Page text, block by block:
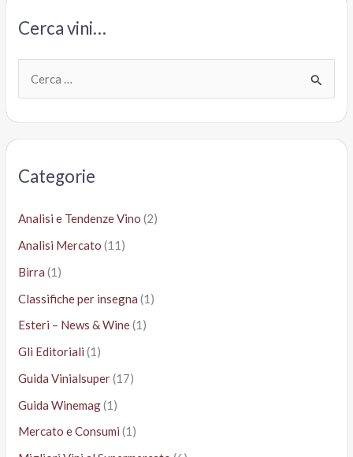
Riesling
all’Esselunga
Cerca vini…
Categorie
Analisi e Tendenze Vino (2)
Analisi Mercato (11)
Birra (1)
Classifiche per insegna (1)
Esteri – News & Wine(1)
Gli Editoriali (1)
Guida Vinialsuper(17)
Guida Winemag(1)
Mercato e Consumi (1)